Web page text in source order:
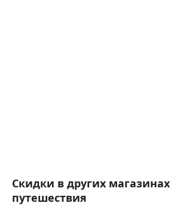
Скидки в других
путешествия